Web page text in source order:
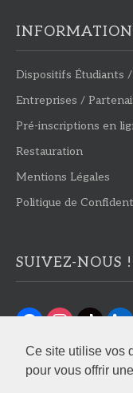
Ce site utilise vos
pour vous offrir
Dispositifs Étudiants
Entreprises /
Pré-inscriptions en
Restauration
Mentions Légales
Politique de
SUIVEZ-NOUS !
facebookinstagram
tiktok